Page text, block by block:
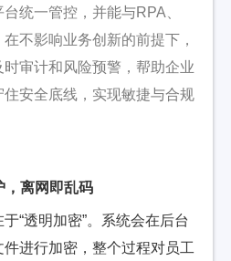
统一管控，并能与RPA、
不影响业务创新的前提下，
审计和风险预警，帮助企业
安全底线，实现敏捷与合规
，离网即乱码
“透明加密”。系统会在后台
进行加密，整个过程对员工